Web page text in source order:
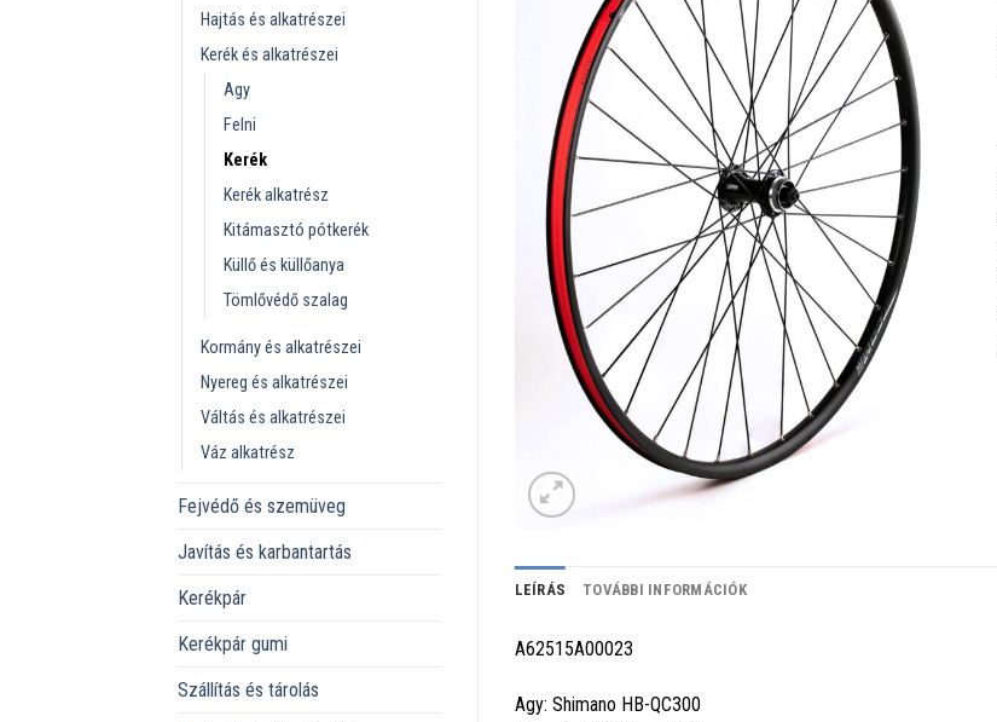
Hajtás és alkatrészei
Kerék és alkatrészei
Agy
Felni
Kerék
Kerék alkatrész
Kitámasztó pótkerék
Küllő és küllőanya
Tömlővédő szalag
Kormány és alkatrészei
Nyereg és alkatrészei
Váltás és alkatrészei
Váz alkatrész
Fejvédő és szemüveg
Javítás és karbantartás
Kerékpár
Kerékpár gumi
Szállítás és tárolás
LEÍRÁS TOVÁBBI INFORMÁCIÓK
A62515A00023
Agy: Shimano HB-QC300